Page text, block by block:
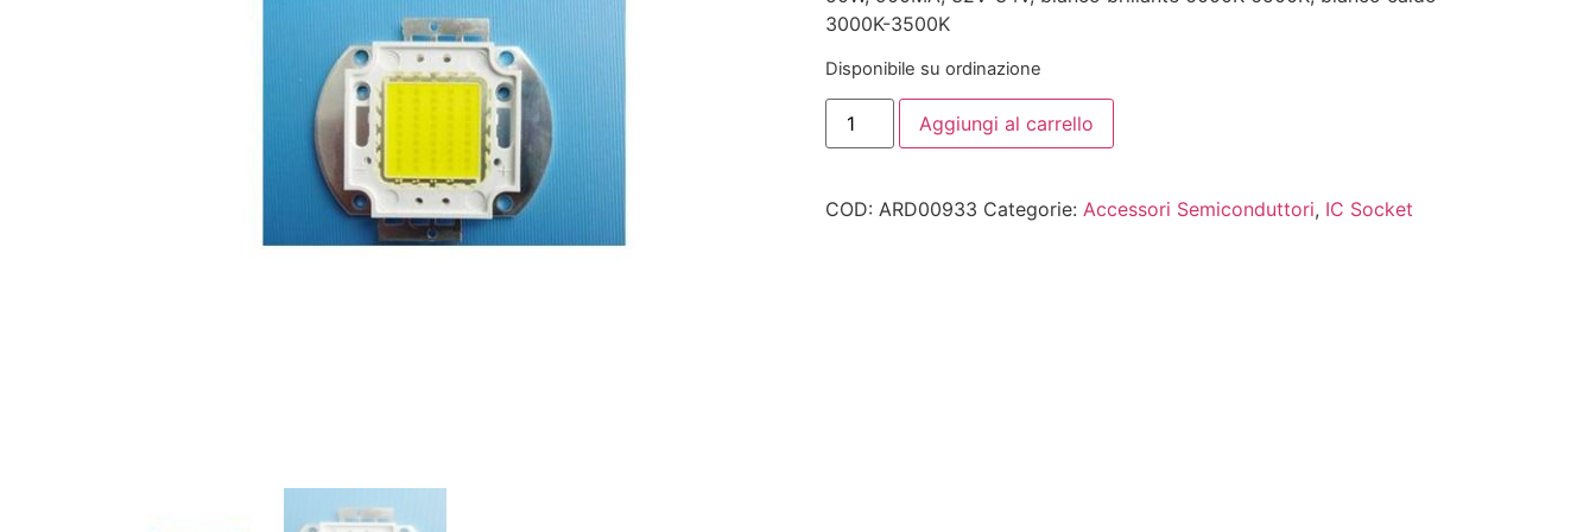
3000K-3500K
Disponibile su ordinazione
Aggiungi al carrello
COD: ARD00933 Categorie: Accessori Semiconduttori, IC Socket